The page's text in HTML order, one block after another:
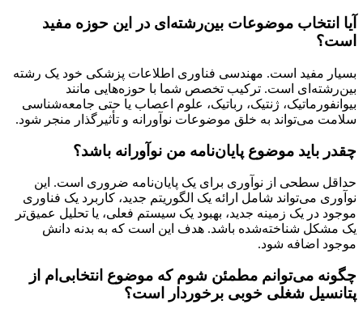
آیا انتخاب موضوعات بین‌رشته‌ای در این حوزه مفید
است؟
بسیار مفید است. مهندسی فناوری اطلاعات پزشکی خود یک رشته
بین‌رشته‌ای است. ترکیب تخصص شما با حوزه‌هایی مانند
بیوانفورماتیک، ژنتیک، رباتیک، علوم اعصاب یا حتی جامعه‌شناسی
سلامت می‌تواند به خلق موضوعات نوآورانه و تأثیرگذار منجر شود.
چقدر باید موضوع پایان‌نامه من نوآورانه باشد؟
حداقل سطحی از نوآوری برای یک پایان‌نامه ضروری است. این
نوآوری می‌تواند شامل ارائه یک الگوریتم جدید، کاربرد یک فناوری
موجود در یک زمینه جدید، بهبود یک سیستم فعلی، یا تحلیل عمیق‌تر
یک مشکل شناخته‌شده باشد. هدف این است که به بدنه دانش
موجود اضافه شود.
چگونه می‌توانم مطمئن شوم که موضوع انتخابی‌ام از
پتانسیل شغلی خوبی برخوردار است؟